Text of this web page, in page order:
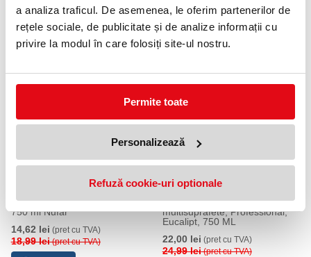
a analiza traficul. De asemenea, le oferim partenerilor de
rețele sociale, de publicitate și de analize informații cu
privire la modul în care folosiți site-ul nostru.
Permite toate
Personalizează
Refuză cookie-uri optionale
Solutie suprafete, universal,
antibacterian, lacramioare, 5 L,
Maxil
69,99 lei
Dezinfectant multisuprafete
Gerpostar Plus 750 ml Asevi
16,49 lei(pret cu TVA)
23 %
Dezinfectant universal, fara clor,
750 ml Nufar
14,62 lei (pret cu TVA)
18,99 lei(pret cu TVA)
Dezinfectant Sanytol, pentru
multisuprafete, Professional,
Eucalipt, 750 ML
22,00 lei (pret cu TVA)
24,99 lei(pret cu TVA)